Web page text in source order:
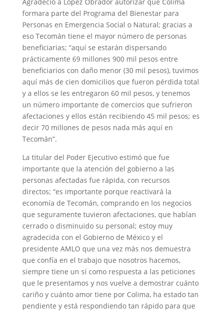
formara parte del Programa del Bienestar para
Personas en Emergencia Social o Natural; gracias a
eso Tecomán tiene el mayor número de personas
beneficiarias; “aquí se estarán dispersando
prácticamente 69 millones 900 mil pesos entre
beneficiarios con daño menor (30 mil pesos), tuvimos
aquí más de cien domicilios que fueron pérdida total
y a ellos se les entregaron 60 mil pesos, y tenemos
un número importante de comercios que sufrieron
afectaciones y ellos están recibiendo 45 mil pesos; es
decir 70 millones de pesos nada más aquí en
Tecomán”.
La titular del Poder Ejecutivo estimó que fue
importante que la atención del gobierno a las
personas afectadas fue rápida, con recursos
directos; “es importante porque reactivará la
economía de Tecomán, comprando en los negocios
que seguramente tuvieron afectaciones, que habían
cerrado o disminuido su personal; estoy muy
agradecida con el Gobierno de México y el
presidente AMLO que una vez más nos demuestra
que confía en el trabajo que nosotros hacemos,
siempre tiene un sí como respuesta a las peticiones
que le presentamos y nos vuelve a demostrar cuánto
cariño y cuánto amor tiene por Colima, ha estado tan
pendiente y está respondiendo tan rápido para que